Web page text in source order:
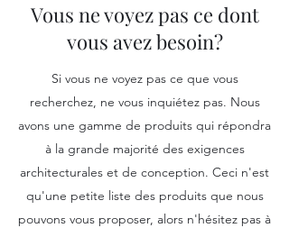
Vous ne voyez pas ce dont
vous avez besoin?
Si vous ne voyez pas ce que vous
recherchez, ne vous inquiétez pas. Nous
avons une gamme de produits qui répondra
à la grande majorité des exigences
architecturales et de conception. Ceci n'est
qu'une petite liste des produits que nous
pouvons vous proposer, alors n'hésitez pas à